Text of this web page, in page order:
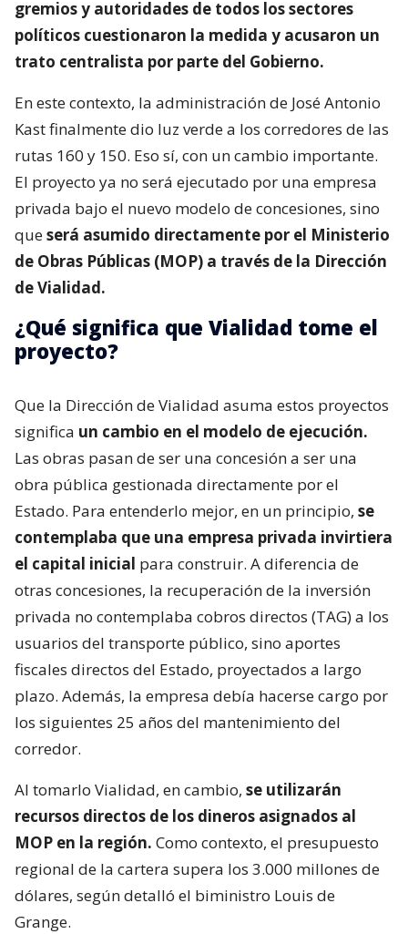
gremios y autoridades de todos los sectores
políticos cuestionaron la medida y acusaron un
trato centralista por parte del Gobierno.
En este contexto, la administración de José Antonio
Kast finalmente dio luz verde a los corredores de las
rutas 160 y 150. Eso sí, con un cambio importante.
El proyecto ya no será ejecutado por una empresa
privada bajo el nuevo modelo de concesiones, sino
queserá asumido directamente por el Ministerio
de Obras Públicas (MOP) a través de la Dirección
de Vialidad.
¿Qué significa que Vialidad tome el
proyecto?
Que la Dirección de Vialidad asuma estos proyectos
significa un cambio en el modelo de ejecución.
Las obras pasan de ser una concesión a ser una
obra pública gestionada directamente por el
Estado. Para entenderlo mejor, en un principio, se
contemplaba que una empresa privada invirtiera
el capital inicial para construir. A diferencia de
otras concesiones, la recuperación de la inversión
privada no contemplaba cobros directos (TAG) a los
usuarios del transporte público, sino aportes
fiscales directos del Estado, proyectados a largo
plazo. Además, la empresa debía hacerse cargo por
los siguientes 25 años del mantenimiento del
corredor.
Al tomarlo Vialidad, en cambio, se utilizarán
recursos directos de los dineros asignados al
MOP en la región. Como contexto, el presupuesto
regional de la cartera supera los 3.000 millones de
dólares, según detalló el biministro Louis de
Grange.